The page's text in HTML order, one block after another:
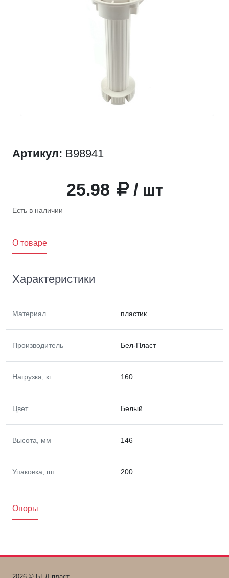
Артикул: B98941
25.98 / шт
Есть в наличии
O товаре
Характеристики
Материал пластик
Производитель Бел-Пласт
Нагрузка, кг 160
Цвет Белый
Высота, мм 146
Упаковка, шт 200
Опоры